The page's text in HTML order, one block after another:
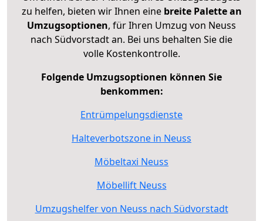
zu helfen, bieten wir Ihnen eine breite Palette an
Umzugsoptionen, für Ihren Umzug von Neuss
nach Südvorstadt an. Bei uns behalten Sie die
volle Kostenkontrolle.
Folgende Umzugsoptionen können Sie
benkommen:
Entrümpelungsdienste
Halteverbotszone in Neuss
Möbeltaxi Neuss
Möbellift Neuss
Umzugshelfer von Neuss nach Südvorstadt